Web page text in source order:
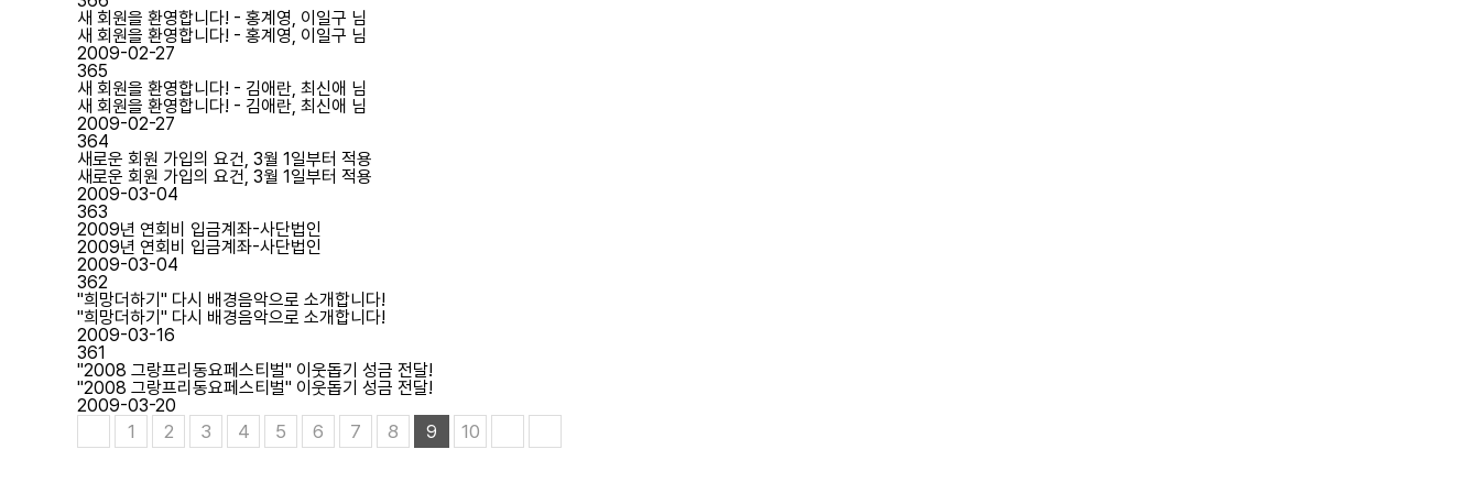
새 회원을 환영합니다! - 홍계영, 이일구 님
새 회원을 환영합니다! - 홍계영, 이일구 님
2009-02-27
365
새 회원을 환영합니다! - 김애란, 최신애 님
새 회원을 환영합니다! - 김애란, 최신애 님
2009-02-27
364
새로운 회원 가입의 요건, 3월 1일부터 적용
새로운 회원 가입의 요건, 3월 1일부터 적용
2009-03-04
363
2009년 연회비 입금계좌-사단법인
2009년 연회비 입금계좌-사단법인
2009-03-04
362
"희망더하기" 다시 배경음악으로 소개합니다!
"희망더하기" 다시 배경음악으로 소개합니다!
2009-03-16
361
"2008 그랑프리동요페스티벌" 이웃돕기 성금 전달!
"2008 그랑프리동요페스티벌" 이웃돕기 성금 전달!
2009-03-20
1 2 3 4 5 6 7 8 9 10